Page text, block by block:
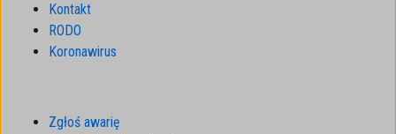
Kontakt
RODO
Koronawirus
Zgłoś awarię